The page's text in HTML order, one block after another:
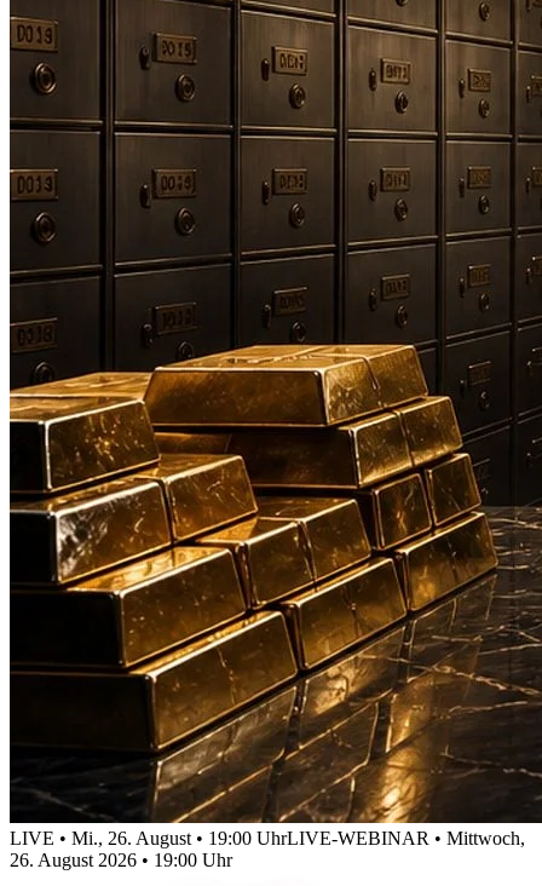
LIVE • Mi., 26. August • 19:00 UhrLIVE-WEBINAR • Mittwoch,
26. August 2026 • 19:00 Uhr